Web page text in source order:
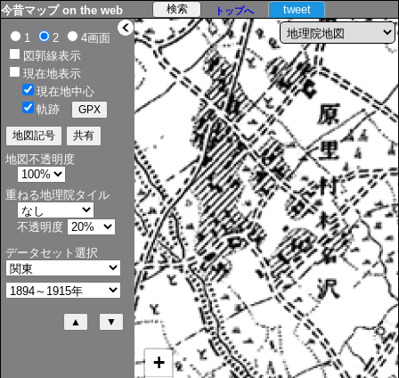
> tweet
今昔マップ on the web トップへ
+
1 2
4画面
図郭線表示
現在地表示
現在地中心
軌跡
地図不透明度
重ねる地理院タイル
不透明度
データセット選択